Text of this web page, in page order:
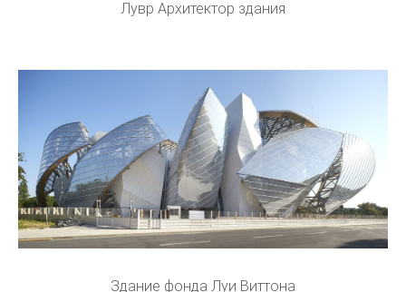
Лувр Архитектор здания
Здание фонда Луи Виттона